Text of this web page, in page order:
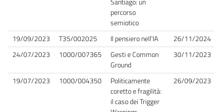
percorso
semiotico
19/09/2023 T35/002025 Il pensiero nell'IA
26/11/2024
24/07/2023
1000/007365
Gesti e Common
Ground
30/11/2023
19/07/2023 1000/004350
Politicamente
coretto e fragilità:
il caso dei Trigger
26/09/2023